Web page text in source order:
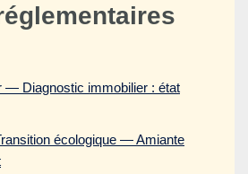
— Diagnostic immobilier : état
écologique — Amiante